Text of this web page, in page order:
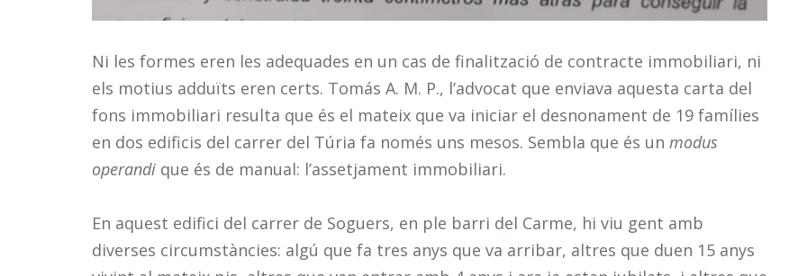
Ni les formes eren les adequades en un cas de finalització de contracte immobiliari, ni
els motius adduïts eren certs. Tomás A. M. P., l’advocat que enviava aquesta carta del
fons immobiliari resulta que és el mateix que va iniciar el desnonament de 19 famílies
en dos edificis del carrer del Túria fa només uns mesos. Sembla que és un modus
operandi que és de manual: l’assetjament immobiliari.
En aquest edifici del carrer de Soguers, en ple barri del Carme, hi viu gent amb
diverses circumstàncies: algú que fa tres anys que va arribar, altres que duen 15 anys